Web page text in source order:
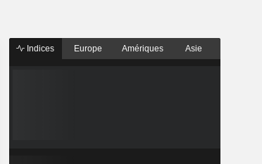
Indices Europe Amériques Asie